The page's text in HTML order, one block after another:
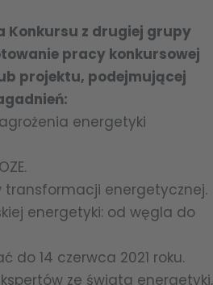
Konkursu z drugiej grupy
pracy konkursowej
projektu, podejmującej
energetyki
transformacji energetycznej.
energetyki: od węgla do
do 14 czerwca 2021 roku.
ze świata energetyki,